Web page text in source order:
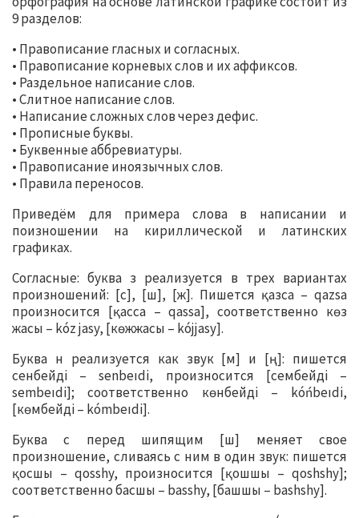
9 разделов:
• Правописание гласных и согласных.
• Правописание корневых слов и их аффиксов.
• Раздельное написание слов.
• Слитное написание слов.
• Написание сложных слов через дефис.
• Прописные буквы.
• Буквенные аббревиатуры.
• Правописание иноязычных слов.
• Правила переносов.
Приведём для примера слова в написании и
поизношении на кириллической и латинских
графиках.
Согласные: буква з реализуется в трех вариантах
произношений: [с], [ш], [ж]. Пишется қазса – qazsa
произносится [қасса – qassa], соответственно көз
жасы – kóz jasy, [көжжасы – kójjasy].
Буква н реализуется как звук [м] и [ң]: пишется
сенбейді – senbeıdi, произносится [сембейді –
sembeıdi]; соответственно көнбейді – kóńbeıdi,
[көмбейді – kómbeıdi].
Буква с перед шипящим [ш] меняет свое
произношение, сливаясь с ним в один звук: пишется
қосшы – qosshy, произносится [қошшы – qoshshy];
соответственно басшы – basshy, [башшы – bashshy].